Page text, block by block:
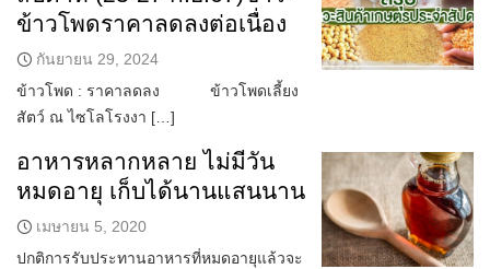
ข้าวโพดราคาลดลงต่อเนื่อง
กันยายน 29, 2024
ข้าวโพด : ราคาลดลง ข้าวโพดเลี้ยง
สัตว์ ณ ไซโลโรงงา […]
อาหารหลากหลาย ไม่มีวัน
หมดอายุ เก็บได้นานแสนนาน
เมษายน 5, 2020
ปกติการรับประทานอาหารที่หมดอายุแล้วจะ